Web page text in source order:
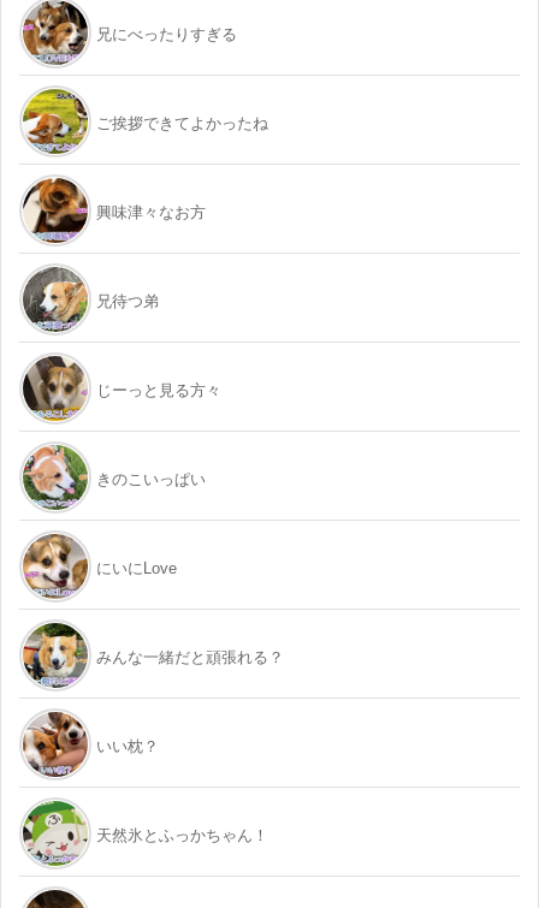
兄にべったりすぎる
ご挨拶できてよかったね
興味津々なお方
兄待つ弟
じーっと見る方々
きのこいっぱい
にいにLove
みんな一緒だと頑張れる？
いい枕？
天然氷とふっかちゃん！